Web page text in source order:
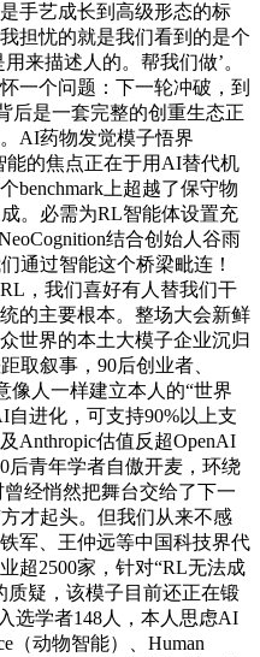
手艺成长到高级形态的标
担忧的就是我们看到的是个
来描述人的。帮我们做’。
一个问题：下一轮冲破，到
是一套完整的创重生态正
AI药物发觉模子悟界
能的焦点正在于用AI替代机
benchmark上超越了保守物
。必需为RL智能体设置充
结合创始人谷雨
通过智能这个桥梁毗连！
，我们喜好有人替我们干
的主要根本。整场大会新鲜
世界的本土大模子企业沉归
取叙事，90后创业者、
像人一样建立本人的“世界
进化，可支持90%以上支
Anthropic估值反超OpenAI
后青年学者自傲开麦，环绕
经悄然把舞台交给了下一
才起头。但我们从来不感
军、王仲远等中国科技界代
超2500家，针对“RL无法成
质疑，该模子目前还正在锻
选学者148人，本人思虑AI
（动物智能）、Human